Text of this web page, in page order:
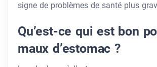
signe de problèmes de santé plus
Qu’est-ce qui est bon
maux d’estomac ?